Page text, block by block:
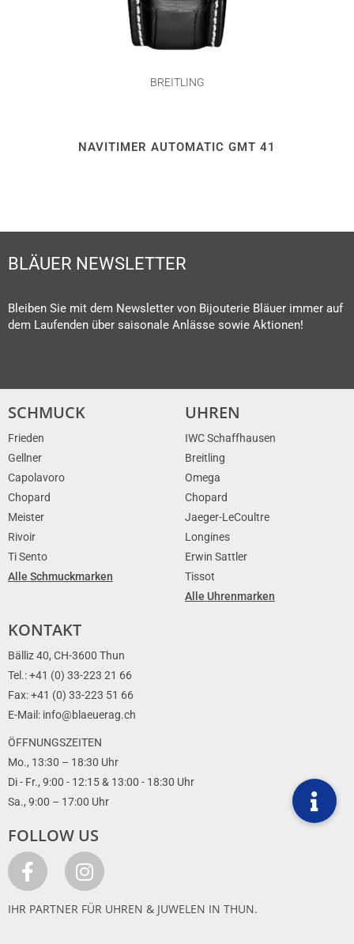
BREITLING
NAVITIMER AUTOMATIC GMT 41
BLÄUER NEWSLETTER
Bleiben Sie mit dem Newsletter von Bijouterie Bläuer immer auf
dem Laufenden über saisonale Anlässe sowie Aktionen!
SCHMUCK
Frieden
Gellner
Capolavoro
Chopard
Meister
Rivoir
Ti Sento
Alle Schmuckmarken
UHREN
IWC Schaffhausen
Breitling
Omega
Chopard
Jaeger-LeCoultre
Longines
Erwin Sattler
Tissot
Alle Uhrenmarken
KONTAKT
Bälliz 40, CH-3600 Thun
Tel.: +41 (0) 33-223 21 66
Fax: +41 (0) 33-223 51 66
E-Mail: info@blaeuerag.ch
ÖFFNUNGSZEITEN
Mo., 13:30 – 18:30 Uhr
Di - Fr., 9:00 - 12:15 & 13:00 - 18:30 Uhr
Sa., 9:00 – 17:00 Uhr
FOLLOW US
IHR PARTNER FÜR UHREN & JUWELEN IN THUN.